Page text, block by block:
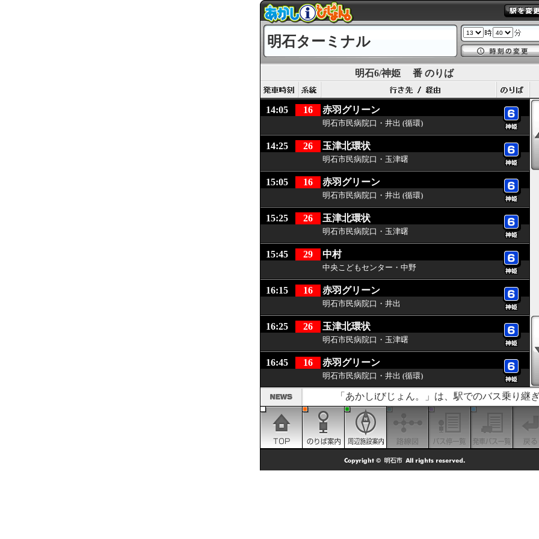
明石ターミナル
明石6/神姫 番 のりば
14:05 16 赤羽グリーン
明石市民病院口・井出 (循環)
14:25 26 玉津北環状
明石市民病院口・玉津曙
15:05 16 赤羽グリーン
明石市民病院口・井出 (循環)
15:25 26 玉津北環状
明石市民病院口・玉津曙
15:45 29 中村
中央こどもセンター・中野
16:15 16 赤羽グリーン
明石市民病院口・井出
16:25 26 玉津北環状
明石市民病院口・玉津曙
16:45 16 赤羽グリーン
明石市民病院口・井出 (循環)
「あかしiびじょん。」は、駅でのバス乗り継